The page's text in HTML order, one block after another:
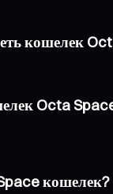
кошелек
Octa
кошелек?